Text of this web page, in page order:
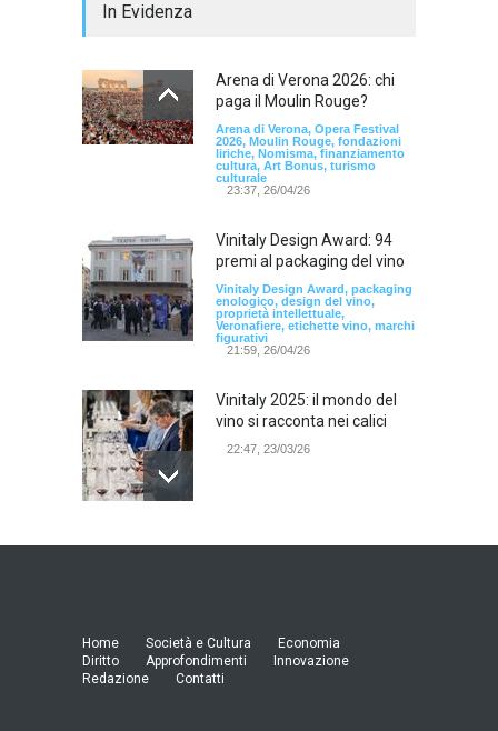
In Evidenza
Arena di Verona 2026: chi
paga il Moulin Rouge?
Arena di Verona, Opera Festival
2026, Moulin Rouge, fondazioni
liriche, Nomisma, finanziamento
cultura, Art Bonus, turismo
culturale
23:37, 26/04/26
Vinitaly Design Award: 94
premi al packaging del vino
Vinitaly Design Award, packaging
enologico, design del vino,
proprietà intellettuale,
Veronafiere, etichette vino, marchi
figurativi
21:59, 26/04/26
Vinitaly 2025: il mondo del
vino si racconta nei calici
22:47, 23/03/26
Model Expo Italy 2025 a
21:25, 04/03/26
Verona Domani, aumenta il
Home Società e Cultura
Economia
Diritto
Approfondimenti
Innovazione
Redazione
Contatti